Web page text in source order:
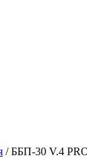
/ББП-30 V.4